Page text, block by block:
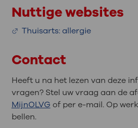
Nuttige websites
Thuisarts: allergie
Contact
Heeft u na het lezen van deze
vragen? Stel uw vraag aan de
MijnOLVG of per e-mail. Op
bellen.